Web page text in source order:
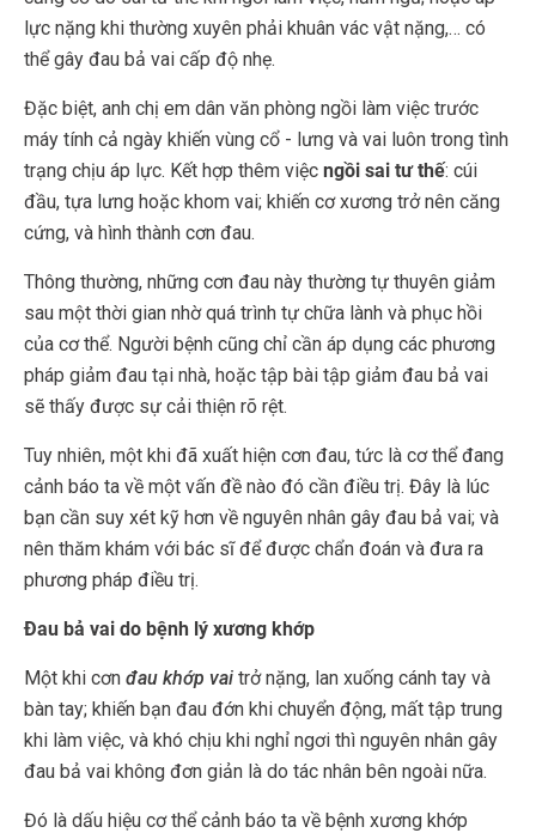
lực nặng khi thường xuyên phải khuân vác vật nặng,… có
thể gây đau bả vai cấp độ nhẹ.
Đặc biệt, anh chị em dân văn phòng ngồi làm việc trước
máy tính cả ngày khiến vùng cổ - lưng và vai luôn trong tình
trạng chịu áp lực. Kết hợp thêm việc ngồi sai tư thế: cúi
đầu, tựa lưng hoặc khom vai; khiến cơ xương trở nên căng
cứng, và hình thành cơn đau.
Thông thường, những cơn đau này thường tự thuyên giảm
sau một thời gian nhờ quá trình tự chữa lành và phục hồi
của cơ thể. Người bệnh cũng chỉ cần áp dụng các phương
pháp giảm đau tại nhà, hoặc tập bài tập giảm đau bả vai
sẽ thấy được sự cải thiện rõ rệt.
Tuy nhiên, một khi đã xuất hiện cơn đau, tức là cơ thể đang
cảnh báo ta về một vấn đề nào đó cần điều trị. Đây là lúc
bạn cần suy xét kỹ hơn về nguyên nhân gây đau bả vai; và
nên thăm khám với bác sĩ để được chẩn đoán và đưa ra
phương pháp điều trị.
Đau bả vai do bệnh lý xương khớp
Một khi cơn đau khớp vai trở nặng, lan xuống cánh tay và
bàn tay; khiến bạn đau đớn khi chuyển động, mất tập trung
khi làm việc, và khó chịu khi nghỉ ngơi thì nguyên nhân gây
đau bả vai không đơn giản là do tác nhân bên ngoài nữa.
Đó là dấu hiệu cơ thể cảnh báo ta về bệnh xương khớp